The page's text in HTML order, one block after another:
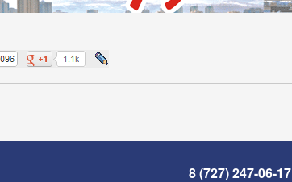
8 (727) 247-06-17